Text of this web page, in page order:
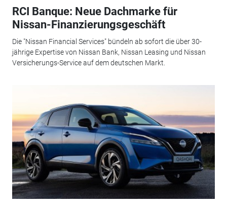
RCI Banque: Neue Dachmarke für
Nissan-Finanzierungsgeschäft
Die "Nissan Financial Services" bündeln ab sofort die über 30-
jährige Expertise von Nissan Bank, Nissan Leasing und Nissan
Versicherungs-Service auf dem deutschen Markt.